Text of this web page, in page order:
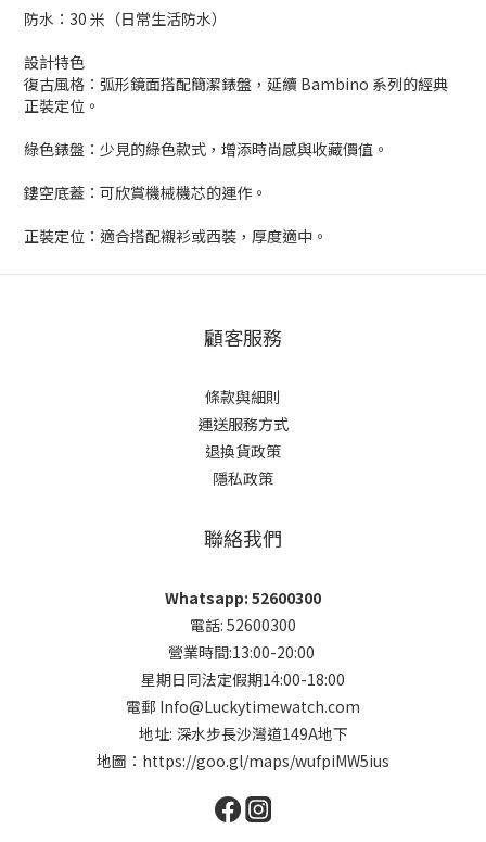
防水：30 米（日常生活防水）
設計特色
復古風格：弧形鏡面搭配簡潔錶盤，延續 Bambino 系列的經典
正裝定位。
綠色錶盤：少見的綠色款式，增添時尚感與收藏價值。
鏤空底蓋：可欣賞機械機芯的運作。
正裝定位：適合搭配襯衫或西裝，厚度適中。
顧客服務
條款與細則
運送服務方式
退換貨政策
隱私政策
聯絡我們
Whatsapp: 52600300
電話: 52600300
營業時間:13:00-20:00
星期日同法定假期14:00-18:00
電郵 Info@Luckytimewatch.com
地址: 深水步長沙灣道149A地下
地圖： https://goo.gl/maps/wufpiMW5ius